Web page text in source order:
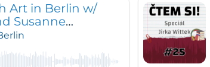
Art in Berlin w/
Susanne